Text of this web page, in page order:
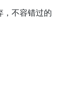
，不容错过的